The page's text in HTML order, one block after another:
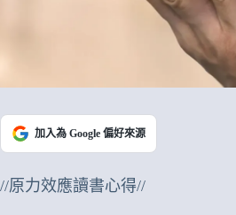
加入為 Google 偏好來源
//原力效應讀書心得//